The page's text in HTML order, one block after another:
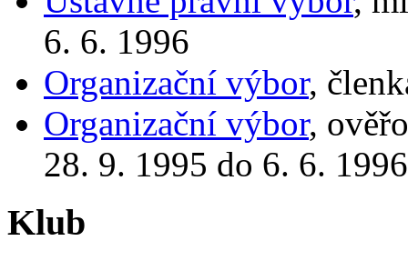
6. 6. 1996
Organizační výbor,
Organizační výbor,
28. 9. 1995 do 6. 6. 1996
Klub